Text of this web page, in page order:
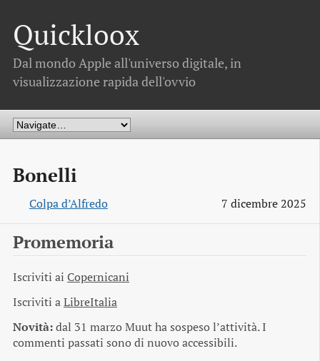
Quickloox
Dal mondo Apple all'universo digitale, in
visualizzazione rapida dell'ovvio
Bonelli
Colpa d’Alfredo 7 dicembre 2025
Promemoria
Iscriviti ai Copernicani
Iscriviti aLibreItalia
Novità:dal 31 marzo Muut ha sospeso l’attività. I
commenti passati sono di nuovo accessibili.